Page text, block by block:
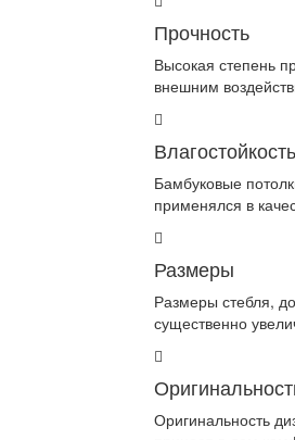
Прочность
Высокая степень
внешним
Влагостойкость
Бамбуковые
применялся в
Размеры
Размеры стебля,
существенно
Оригинальность